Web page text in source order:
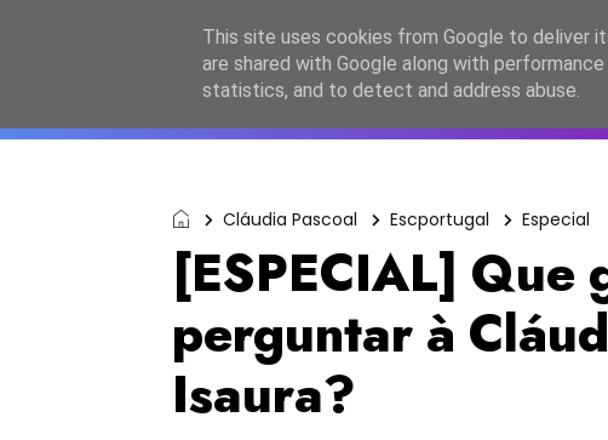
ESC2027 JESC2026 FC2026
Cláudia Pascoal Escportugal Especial
[ESPECIAL] Que
perguntar à
Isaura?
This site uses cookies from Google to deliver
are shared with Google along with
statistics, and to detect and address abuse.